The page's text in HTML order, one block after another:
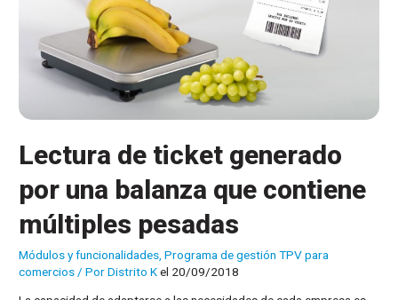
Lectura de ticket generado
por una balanza que contiene
múltiples pesadas
Módulos y funcionalidades ,Programa de gestión TPV para
comercios / PorDistrito Kel 20/09/2018